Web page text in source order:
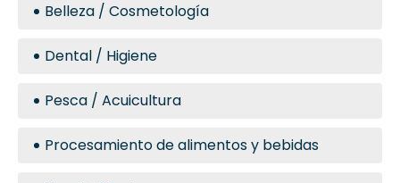
Belleza / Cosmetología
Dental / Higiene
Pesca / Acuicultura
Procesamiento de alimentos y bebidas